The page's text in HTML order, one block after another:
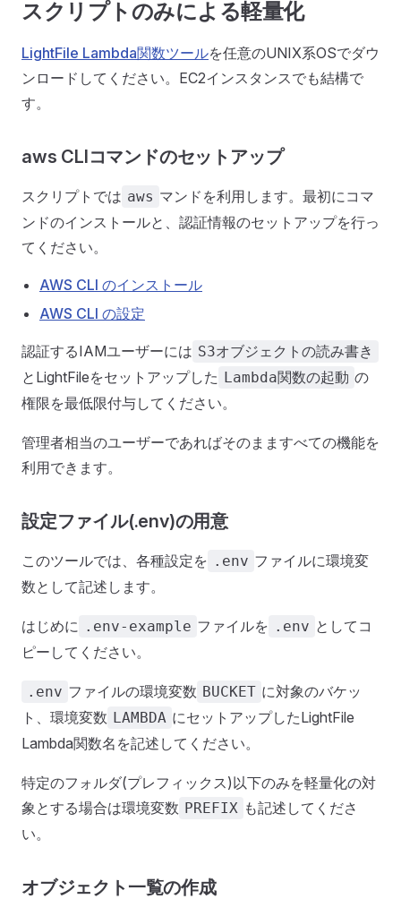
スクリプトのみによる軽量化
LightFile Lambda関数ツールを任意のUNIX系OSでダウ
ンロードしてください。EC2インスタンスでも結構で
す。
aws CLIコマンドのセットアップ
スクリプトでは aws マンドを利用します。最初にコマ
ンドのインストールと、認証情報のセットアップを行っ
てください。
AWS CLI のインストール
AWS CLI の設定
認証するIAMユーザーには S3オブジェクトの読み書き
とLightFileをセットアップした Lambda関数の起動 の
権限を最低限付与してください。
管理者相当のユーザーであればそのまますべての機能を
利用できます。
設定ファイル(.env)の用意
このツールでは、各種設定を .env ファイルに環境変
数として記述します。
はじめに .env-example ファイルを .env としてコ
ピーしてください。
.env ファイルの環境変数 BUCKET に対象のバケッ
ト、環境変数 LAMBDA にセットアップしたLightFile
Lambda関数名を記述してください。
特定のフォルダ(プレフィックス)以下のみを軽量化の対
象とする場合は環境変数 PREFIX も記述してくださ
い。
オブジェクト一覧の作成